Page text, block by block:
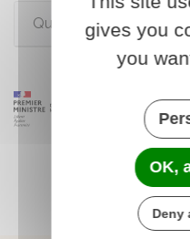
Questions ? Réponses !
gives you
you
OK,
Deny